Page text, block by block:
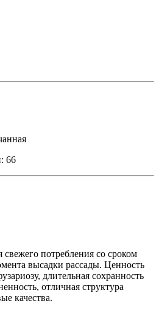
66
потребления со сроком
высадки рассады. Ценность
длительная сохранность
отличная структура
качества.